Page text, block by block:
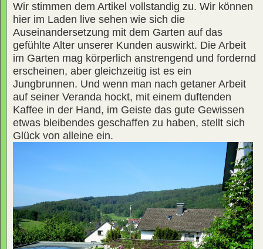
Wir stimmen dem Artikel vollstandig zu. Wir können
hier im Laden live sehen wie sich die
Auseinandersetzung mit dem Garten auf das
gefühlte Alter unserer Kunden auswirkt. Die Arbeit
im Garten mag körperlich anstrengend und fordernd
erscheinen, aber gleichzeitig ist es ein
Jungbrunnen. Und wenn man nach getaner Arbeit
auf seiner Veranda hockt, mit einem duftenden
Kaffee in der Hand, im Geiste das gute Gewissen
etwas bleibendes geschaffen zu haben, stellt sich
Glück von alleine ein.